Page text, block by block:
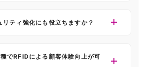
リティ強化にも役立ちますか？
でRFIDによる顧客体験向上が可